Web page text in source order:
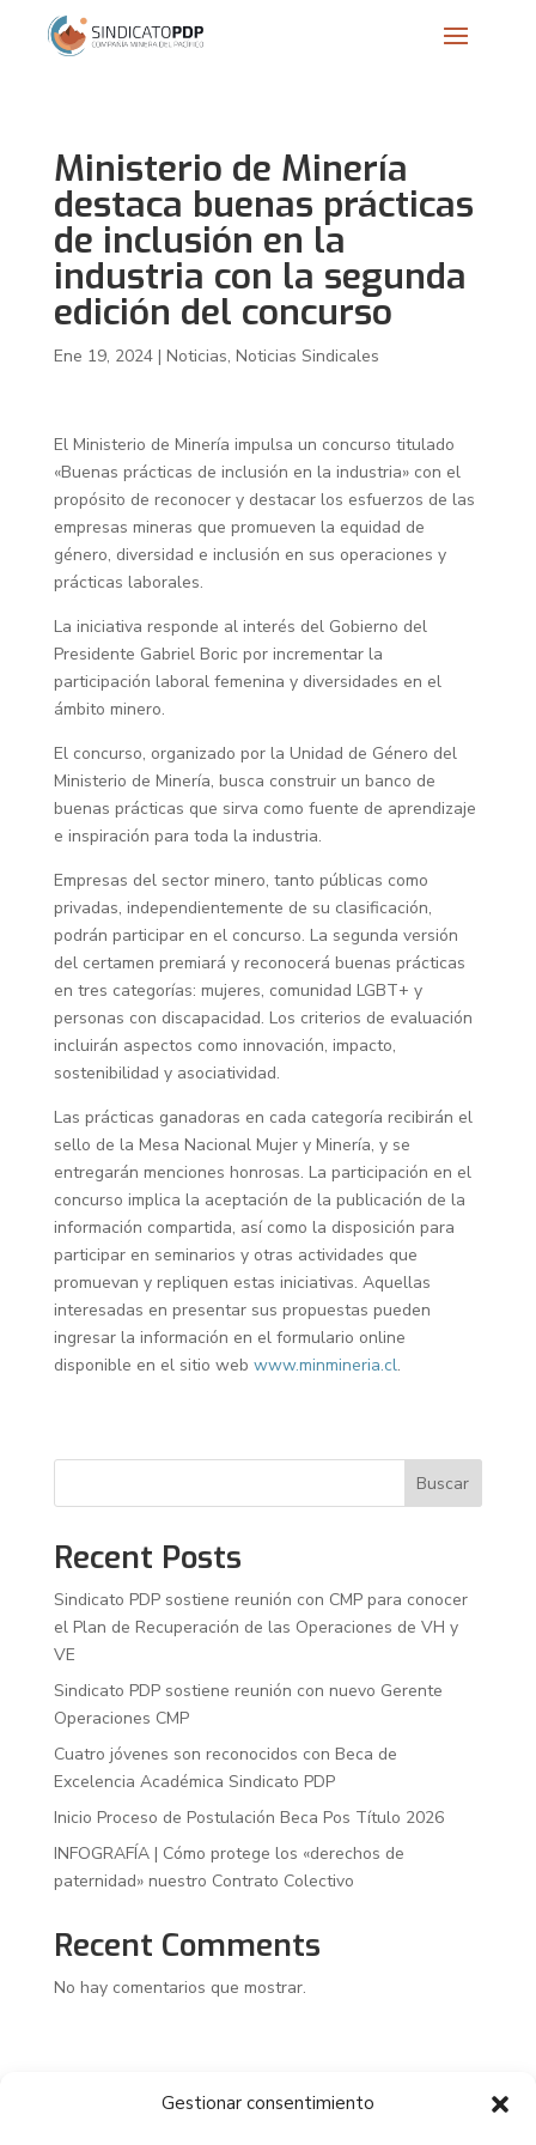
Gestionar consentimiento
Ministerio de Minería
destaca buenas prácticas
de inclusión en la
industria con la segunda
edición del concurso
Ene 19, 2024| Noticias, Noticias Sindicales
El Ministerio de Minería impulsa un concurso titulado
«Buenas prácticas de inclusión en la industria» con el
propósito de reconocer y destacar los esfuerzos de las
empresas mineras que promueven la equidad de
género, diversidad e inclusión en sus operaciones y
prácticas laborales.
La iniciativa responde al interés del Gobierno del
Presidente Gabriel Boric por incrementar la
participación laboral femenina y diversidades en el
ámbito minero.
El concurso, organizado por la Unidad de Género del
Ministerio de Minería, busca construir un banco de
buenas prácticas que sirva como fuente de aprendizaje
e inspiración para toda la industria.
Empresas del sector minero, tanto públicas como
privadas, independientemente de su clasificación,
podrán participar en el concurso. La segunda versión
del certamen premiará y reconocerá buenas prácticas
en tres categorías: mujeres, comunidad LGBT+ y
personas con discapacidad. Los criterios de evaluación
incluirán aspectos como innovación, impacto,
sostenibilidad y asociatividad.
Las prácticas ganadoras en cada categoría recibirán el
sello de la Mesa Nacional Mujer y Minería, y se
entregarán menciones honrosas. La participación en el
concurso implica la aceptación de la publicación de la
información compartida, así como la disposición para
participar en seminarios y otras actividades que
promuevan y repliquen estas iniciativas. Aquellas
interesadas en presentar sus propuestas pueden
ingresar la información en el formulario online
disponible en el sitio web www.minmineria.cl.
Buscar
Recent Posts
Sindicato PDP sostiene reunión con CMP para conocer
el Plan de Recuperación de las Operaciones de VH y
VE
Sindicato PDP sostiene reunión con nuevo Gerente
Operaciones CMP
Cuatro jóvenes son reconocidos con Beca de
Excelencia Académica Sindicato PDP
Inicio Proceso de Postulación Beca Pos Título 2026
INFOGRAFÍA | Cómo protege los «derechos de
paternidad» nuestro Contrato Colectivo
Recent Comments
No hay comentarios que mostrar.